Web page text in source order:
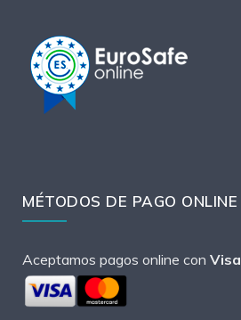
MÉTODOS DE PAGO ONLINE
Aceptamos pagos online con Visa